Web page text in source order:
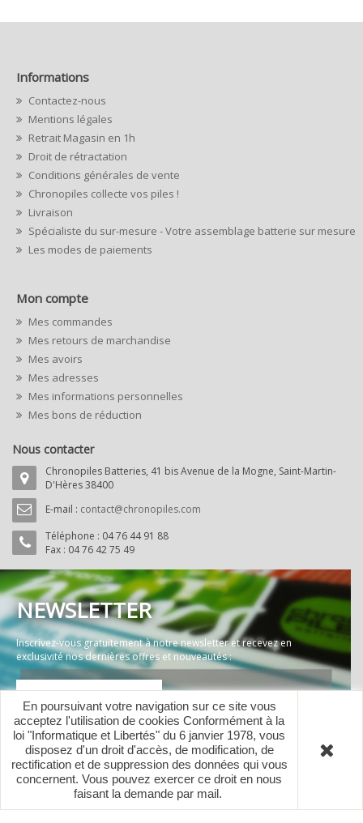
Informations
Contactez-nous
Mentions légales
Retrait Magasin en 1h
Droit de rétractation
Conditions générales de vente
Chronopiles collecte vos piles !
Livraison
Spécialiste du sur-mesure - Votre assemblage batterie sur mesure
Les modes de paiements
Mon compte
Mes commandes
Mes retours de marchandise
Mes avoirs
Mes adresses
Mes informations personnelles
Mes bons de réduction
Nous contacter
Chronopiles Batteries, 41 bis Avenue de la Mogne, Saint-Martin-
D'Hères 38400
E-mail : contact@chronopiles.com
Téléphone : 04 76 44 91 88
Fax : 04 76 42 75 49
NEWSLETTER
Inscrivez-vous gratuitement à notre newsletter et recevez en
exclusivité nos dernières offres et nouveautés :
En poursuivant votre navigation sur ce site vous
acceptez l'utilisation de cookies Conformément à la
loi "Informatique et Libertés" du 6 janvier 1978, vous
disposez d'un droit d'accès, de modification, de
rectification et de suppression des données qui vous
concernent. Vous pouvez exercer ce droit en nous
faisant la demande par mail.
Copyright © Chronopiles Batteries. Tous droits réservés.